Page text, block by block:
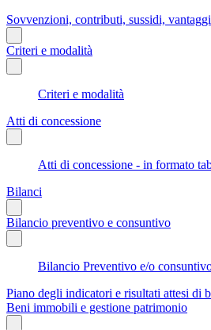
Sovvenzioni, contributi, sussidi,
Criteri e modalità
Criteri e modalità
Atti di concessione
Atti di concessione - in formato
Bilanci
Bilancio preventivo e consuntivo
Bilancio Preventivo e/o
Piano degli indicatori e risultati attesi di
Beni immobili e gestione patrimonio